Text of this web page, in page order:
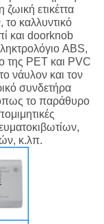
ετικέττα
καλλυντικό
και doorknob
ABS,
της PET και PVC
νάυλον και τον
συνδετήρα
το παράθυρο
κ.λπ.